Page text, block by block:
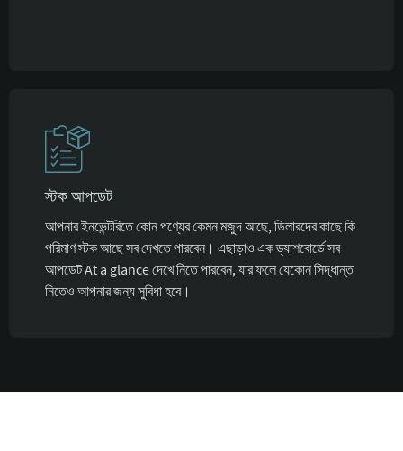
স্টক আপডেট
আপনার ইনভেন্টরিতে কোন পণ্যের কেমন মজুদ আছে, ডিলারদের কাছে কি
পরিমাণ স্টক আছে সব দেখতে পারবেন। এছাড়াও এক ড্যাশবোর্ডে সব
আপডেট At a glance দেখে নিতে পারবেন, যার ফলে যেকোন সিদ্ধান্ত
নিতেও আপনার জন্য সুবিধা হবে।